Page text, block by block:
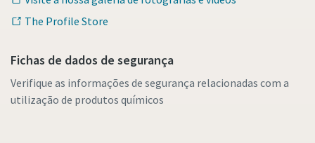
The Profile Store
Fichas de dados de segurança
Verifique as informações de segurança relacionadas com a
utilização de produtos químicos